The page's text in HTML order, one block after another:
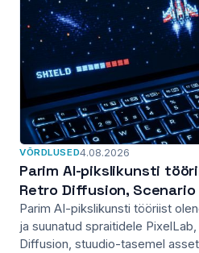
VÕRDLUSED4.08.2026
Parim AI-pikslikunsti
Retro Diffusion, Scenario
Parim AI-pikslikunsti tööriist
ja suunatud spraitidele
Diffusion, stuudio-tasemel